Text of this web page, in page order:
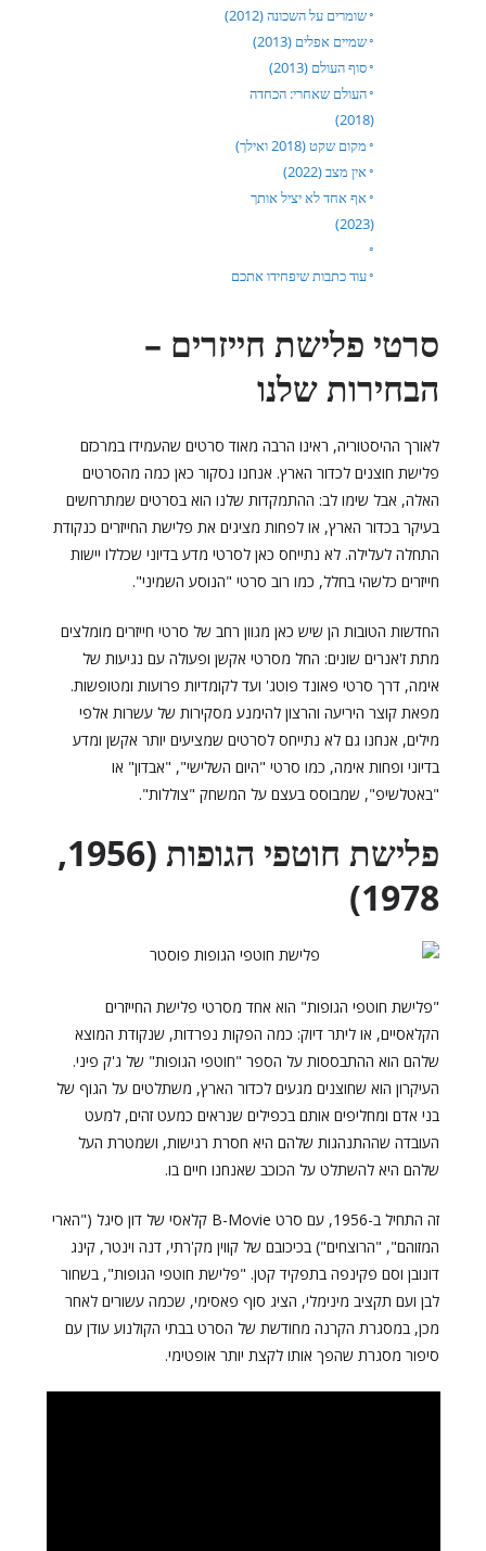
שומרים על השכונה (2012)
שמיים אפלים (2013)
סוף העולם (2013)
העולם שאחרי: הכחדה
(2018)
מקום שקט (2018 ואילך)
אין מצב (2022)
אף אחד לא יציל אותך
(2023)
עוד כתבות שיפחידו אתכם
סרטי פלישת חייזרים –
הבחירות שלנו
לאורך ההיסטוריה, ראינו הרבה מאוד סרטים שהעמידו במרכזם
פלישת חוצנים לכדור הארץ. אנחנו נסקור כאן כמה מהסרטים
האלה, אבל שימו לב: ההתמקדות שלנו הוא בסרטים שמתרחשים
בעיקר בכדור הארץ, או לפחות מציגים את פלישת החייזרים כנקודת
התחלה לעלילה. לא נתייחס כאן לסרטי מדע בדיוני שכללו יישות
חייזרים כלשהי בחלל, כמו רוב סרטי "הנוסע השמיני".
החדשות הטובות הן שיש כאן מגוון רחב של סרטי חייזרים מומלצים
מתת ז'אנרים שונים: החל מסרטי אקשן ופעולה עם נגיעות של
אימה, דרך סרטי פאונד פוטג' ועד לקומדיות פרועות ומטופשות.
מפאת קוצר היריעה והרצון להימנע מסקירות של עשרות אלפי
מילים, אנחנו גם לא נתייחס לסרטים שמציעים יותר אקשן ומדע
בדיוני ופחות אימה, כמו סרטי "היום השלישי", "אבדון" או
"באטלשיפ", שמבוסס בעצם על המשחק "צוללות".
פלישת חוטפי הגופות (1956,
1978)
"פלישת חוטפי הגופות" הוא אחד מסרטי פלישת החייזרים
הקלאסיים, או ליתר דיוק: כמה הפקות נפרדות, שנקודת המוצא
שלהם הוא ההתבססות על הספר "חוטפי הגופות" של ג'ק פיני.
העיקרון הוא שחוצנים מגעים לכדור הארץ, משתלטים על הגוף של
בני אדם ומחליפים אותם בכפילים שנראים כמעט זהים, למעט
העובדה שההתנהגות שלהם היא חסרת רגישות, ושמטרת העל
שלהם היא להשתלט על הכוכב שאנחנו חיים בו.
זה התחיל ב-1956, עם סרט B-Movie קלאסי של דון סיגל ("הארי
המזוהם", "הרוצחים") בכיכובם של קווין מק'רתי, דנה וינטר, קינג
דונובן וסם פקינפה בתפקיד קטן. "פלישת חוטפי הגופות", בשחור
לבן ועם תקציב מינימלי, הציג סוף פאסימי, שכמה עשורים לאחר
מכן, במסגרת הקרנה מחודשת של הסרט בבתי הקולנוע עודן עם
סיפור מסגרת שהפך אותו לקצת יותר אופטימי.